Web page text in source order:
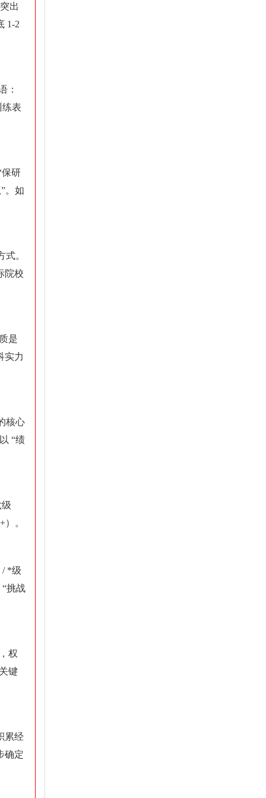
出
1-2
：
练表
研
。如
。
院校
是
实力
核心
“绩
。
/ *级
挑战
权
键
累经
确定